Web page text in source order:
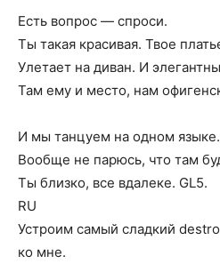
Есть вопрос — спроси.
Ты такая красивая. Твое
Улетает на диван. И
Там ему и место, нам
И мы танцуем на одном языке.
Вообще не парюсь, что там
Ты близко, все вдалеке. GL5.
RU
Устроим самый сладкий
ко мне.